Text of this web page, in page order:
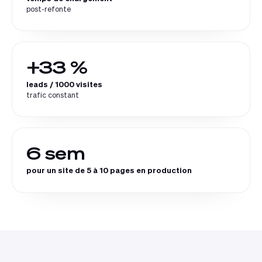
post-refonte
+33 %
leads / 1000 visites
trafic constant
6 sem
pour un site de 5 à 10 pages en production